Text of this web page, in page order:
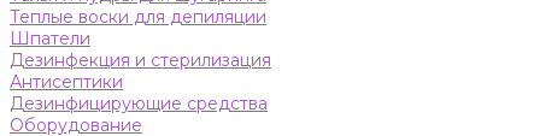
Теплые воски для депиляции
Шпатели
Дезинфекция и стерилизация
Антисептики
Дезинфицирующие средства
Оборудование